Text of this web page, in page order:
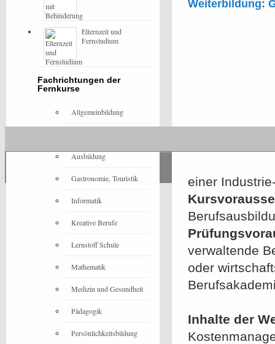
Weiterbildung:
einer
verwaltende
oder
Inhalte der
Elternzeit und
Fernstudium
Fachrichtungen der
Fernkurse
Allgemeinbildung
Ausbildung
Gastronomie, Touristik
Informatik
Kreative Berufe
Lernstoff Schule
Mathematik
Medizin und Gesundheit
Pädagogik
Persönlichkeitsbildung